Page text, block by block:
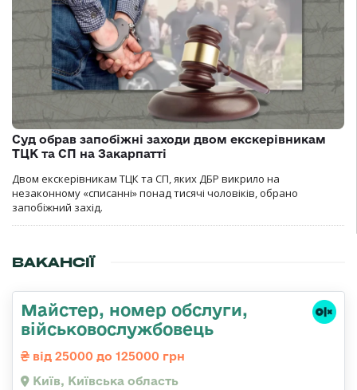
Суд обрав запобіжні заходи двом екскерівникам
ТЦК та СП на Закарпатті
Двом екскерівникам ТЦК та СП, яких ДБР викрило на
незаконному «списанні» понад тисячі чоловіків, обрано
запобіжний захід.
ВАКАНСІЇ
Майстер, номер обслуги,
військовослужбовець
від 25000 до 125000 грн
Київ, Київська область